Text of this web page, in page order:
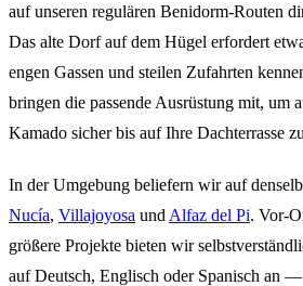
auf unseren regulären Benidorm-Routen
Das alte Dorf auf dem Hügel erfordert
engen Gassen und steilen Zufahrten
bringen die passende Ausrüstung mit, um
Kamado sicher bis auf Ihre Dachterrasse
In der Umgebung beliefern wir auf
Nucía, Villajoyosa und Alfaz del Pi. Vor-
größere Projekte bieten wir
auf Deutsch, Englisch oder Spanisch an